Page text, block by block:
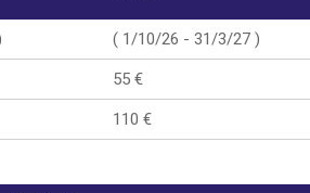
( 1/10/26 - 31/3/27 )
55 €
110 €